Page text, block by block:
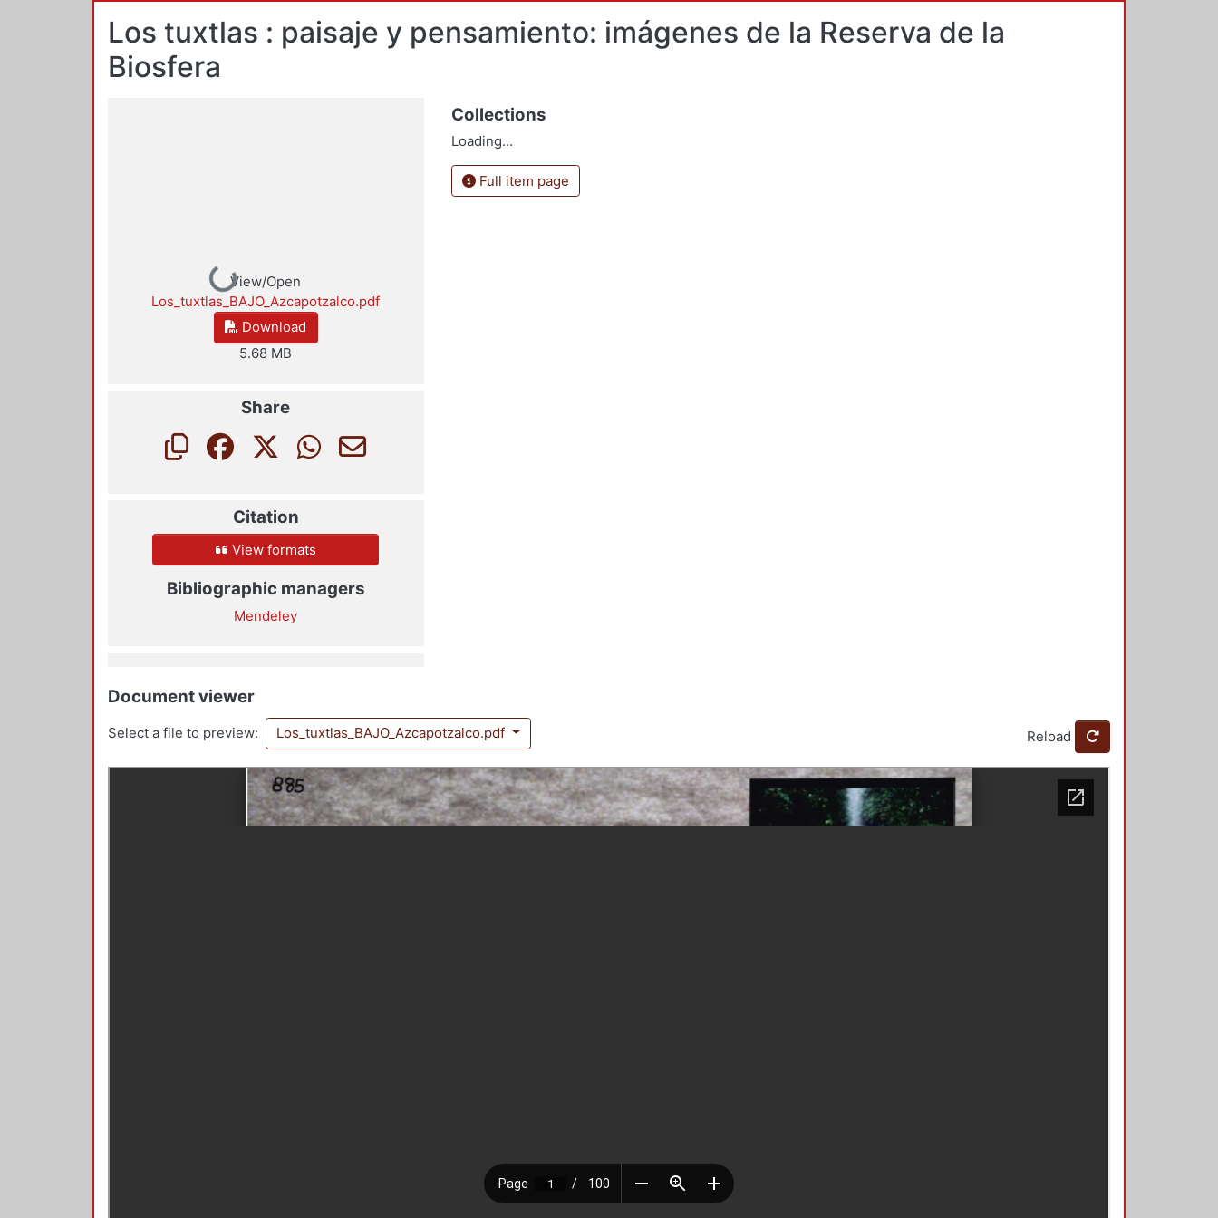
Los tuxtlas : paisaje y pensamiento: imágenes de la Reserva de la
Biosfera
Loading...View/Open
Los_tuxtlas_BAJO_Azcapotzalco.pdf
Download
5.68 MB
Share
Citation
View formats
Bibliographic managers
Mendeley
Collections
Loading...
Full item page
Document viewer
Select a file to preview: Los_tuxtlas_BAJO_Azcapotzalco.pdf Reload